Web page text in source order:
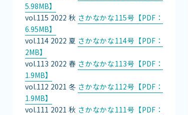
5.98MB】
vol.115 2022 秋 さかなかな115号【PDF：
6.95MB】
vol.114 2022 夏 さかなかな114号【PDF：
2MB】
vol.113 2022 春 さかなかな113号【PDF：
1.9MB】
vol.112 2021 冬 さかなかな112号【PDF：
1.9MB】
vol.111 2021 秋 さかなかな111号【PDF：